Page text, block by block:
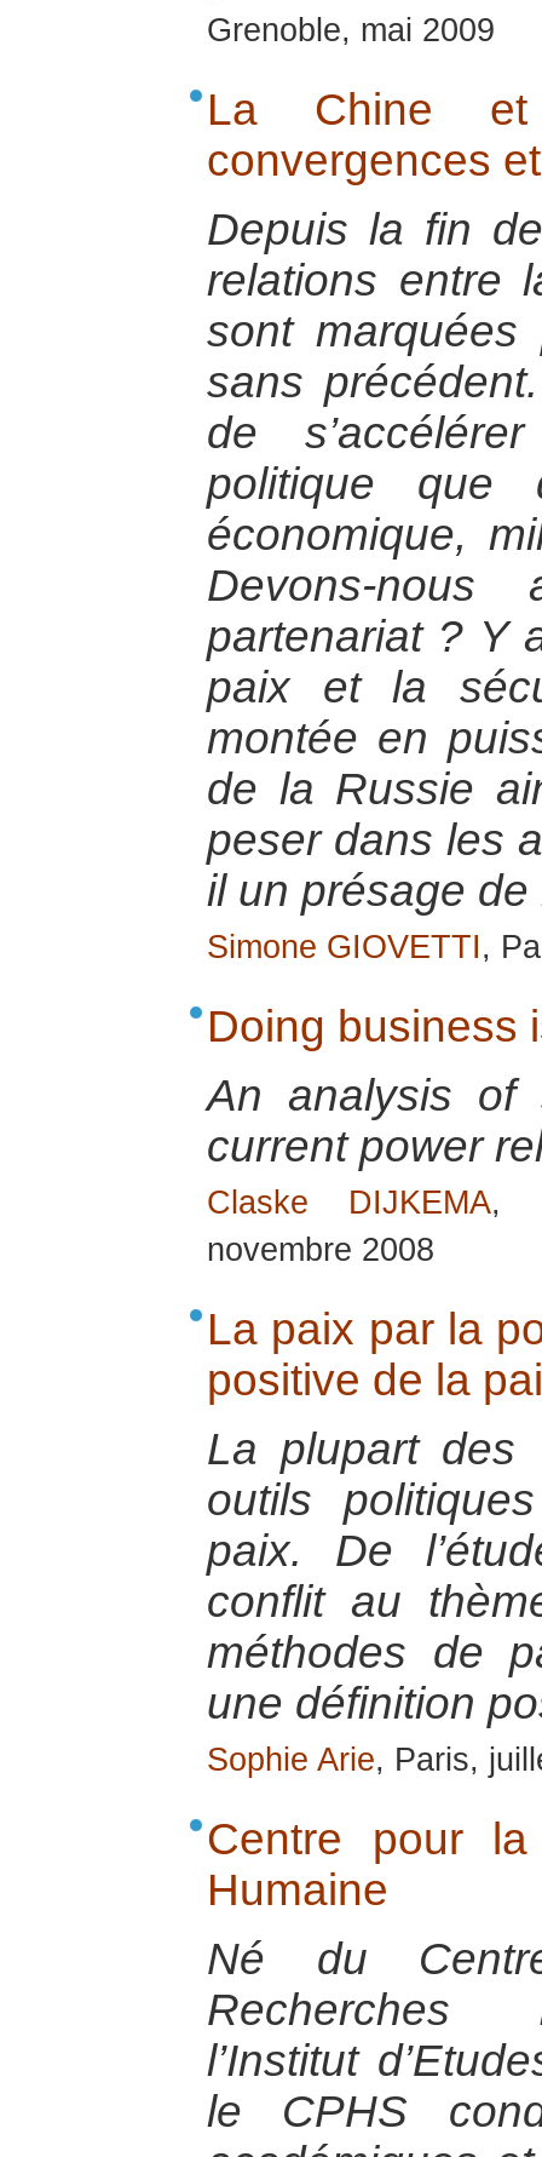
Grenoble, mai 2009
La Chine
convergences
Depuis la fin
relations entre
sont marquées
sans
de
politique que
économique,
Devons-
partenariat ? Y
paix et la
montée en
de la Russie
peser dans les
il un présage
Simone GIOVETTI,
Doing business
An analysis of
current power
Claske DIJKEMA,
novembre 2008
La paix par la
positive de la
La plupart des
outils
paix. De
conflit au
méthodes de
une définition
Sophie Arie, Paris,
Centre pour
Humaine
Né du
Recherches
l’Institut
le CPHS